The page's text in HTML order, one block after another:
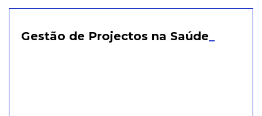
Gestão de Projectos na Saúde